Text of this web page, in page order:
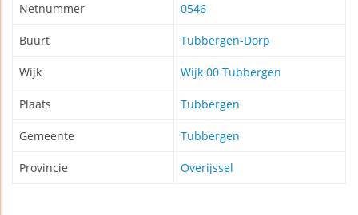
Netnummer 0546
Buurt Tubbergen-Dorp
Wijk Wijk 00 Tubbergen
Plaats Tubbergen
Gemeente Tubbergen
Provincie Overijssel